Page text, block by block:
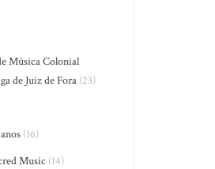
Música Colonial
de Juiz de Fora (23)
(16)
Music (14)